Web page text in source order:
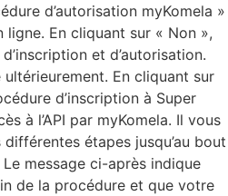
d’autorisation myKomela »
En cliquant sur « Non »,
et d’autorisation.
En cliquant sur
d’inscription à Super
à l’API par myKomela. Il vous
étapes jusqu’au bout
message ci-après indique
de la procédure et que votre